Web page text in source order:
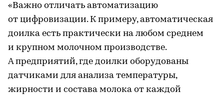
«Важно отличать автоматизацию
от цифровизации. К примеру, автоматическая
доилка есть практически на любом среднем
и крупном молочном производстве.
А предприятий, где доилки оборудованы
датчиками для анализа температуры,
жирности и состава молока от каждой